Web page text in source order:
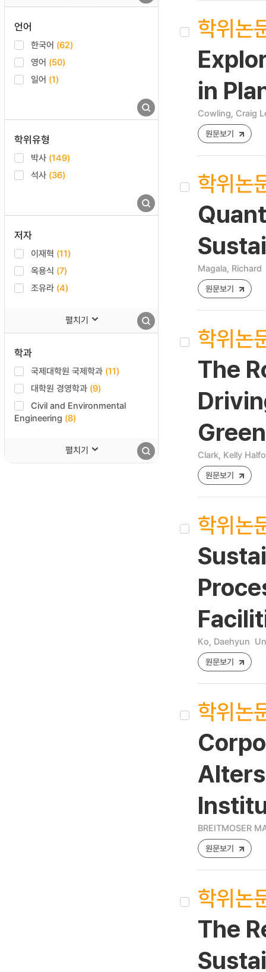
언어
한국어 (62)
영어 (50)
일어 (1)
학위유형
박사 (149)
석사 (36)
저자
이재혁 (11)
옥용식 (7)
조유라 (4)
펼치기
학과
국제대학원 국제학과 (11)
대학원 경영학과 (9)
Civil and Environmental
Engineering (8)
펼치기
학위논
in
Cowling, Craig
원문보기
학위논
Magala, Richard
원문보기
학위논
The
Clark, Kelly
원문보기
학위논
Ko, Daehyun
원문보기
학위논
BREITMOSER
원문보기
학위논
The